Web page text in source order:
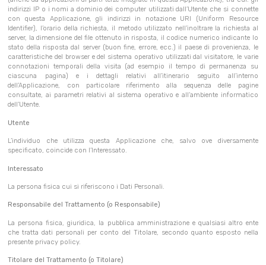
indirizzi IP o i nomi a dominio dei computer utilizzati dall’Utente che si connette
con questa Applicazione, gli indirizzi in notazione URI (Uniform Resource
Identifier), l’orario della richiesta, il metodo utilizzato nell’inoltrare la richiesta al
server, la dimensione del file ottenuto in risposta, il codice numerico indicante lo
stato della risposta dal server (buon fine, errore, ecc.) il paese di provenienza, le
caratteristiche del browser e del sistema operativo utilizzati dal visitatore, le varie
connotazioni temporali della visita (ad esempio il tempo di permanenza su
ciascuna pagina) e i dettagli relativi all’itinerario seguito all’interno
dell’Applicazione, con particolare riferimento alla sequenza delle pagine
consultate, ai parametri relativi al sistema operativo e all’ambiente informatico
dell’Utente.
Utente
L’individuo che utilizza questa Applicazione che, salvo ove diversamente
specificato, coincide con l’Interessato.
Interessato
La persona fisica cui si riferiscono i Dati Personali.
Responsabile del Trattamento (o Responsabile)
La persona fisica, giuridica, la pubblica amministrazione e qualsiasi altro ente
che tratta dati personali per conto del Titolare, secondo quanto esposto nella
presente privacy policy.
Titolare del Trattamento (o Titolare)